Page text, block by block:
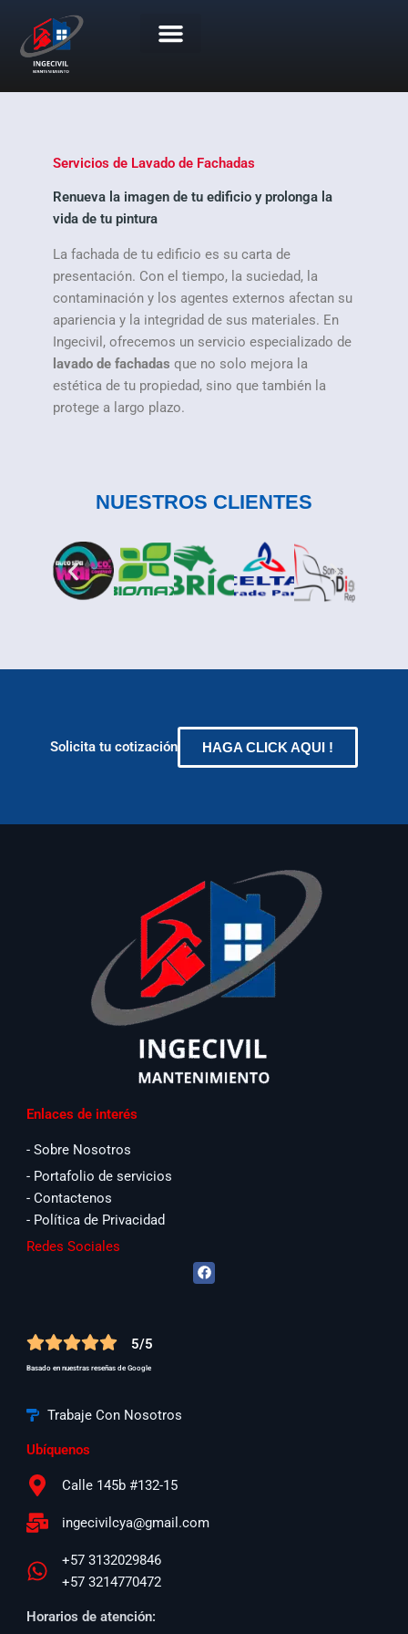
contenido
Servicios de Lavado de Fachadas
Renueva la imagen de tu edificio y prolonga la
vida de tu pintura
La fachada de tu edificio es su carta de
presentación. Con el tiempo, la suciedad, la
contaminación y los agentes externos afectan su
apariencia y la integridad de sus materiales. En
Ingecivil, ofrecemos un servicio especializado de
lavado de fachadas que no solo mejora la
estética de tu propiedad, sino que también la
protege a largo plazo.
NUESTROS CLIENTES
Solicita tu cotización HAGA CLICK AQUI !
Enlaces de interés
- Sobre Nosotros
- Portafolio de servicios
- Contactenos
- Política de Privacidad
Redes Sociales
F
a
5/5
Basado en nuestras reseñas de Google
Trabaje Con Nosotros
Ubíquenos
Calle 145b #132-15
ingecivilcya@gmail.com
+57 3132029846
+57 3214770472
Horarios de atención: